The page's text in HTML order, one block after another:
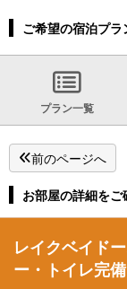
ご希望の宿泊プラ
プラン一覧
前のページへ
お部屋の詳細をご
レイクベイド
ー・トイレ完